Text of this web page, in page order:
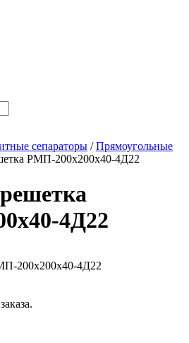
сепараторы /Прямоугольные
РМП-200х200х40-4Д22
4Д22